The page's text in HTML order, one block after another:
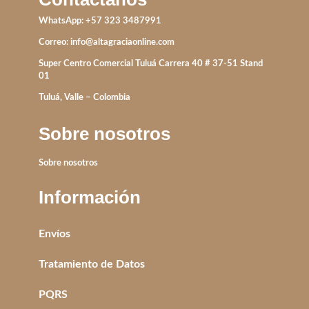
WhatsApp: +57 323 3487991
Correo: info@altagraciaonline.com
Super Centro Comercial Tuluá Carrera 40 # 37-51 Stand
01
Tuluá, Valle – Colombia
Sobre nosotros
Sobre nosotros
Información
Envíos
Tratamiento de Datos
PQRS